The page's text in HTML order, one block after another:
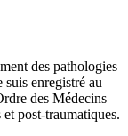
des pathologies
suis enregistré au
des Médecins
post-traumatiques.